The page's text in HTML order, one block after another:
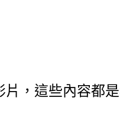
，這些內容都